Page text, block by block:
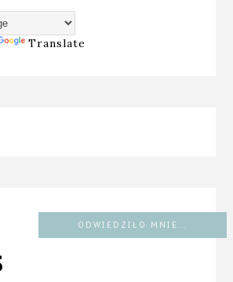
Translate
ODWIEDZIŁO MNIE...